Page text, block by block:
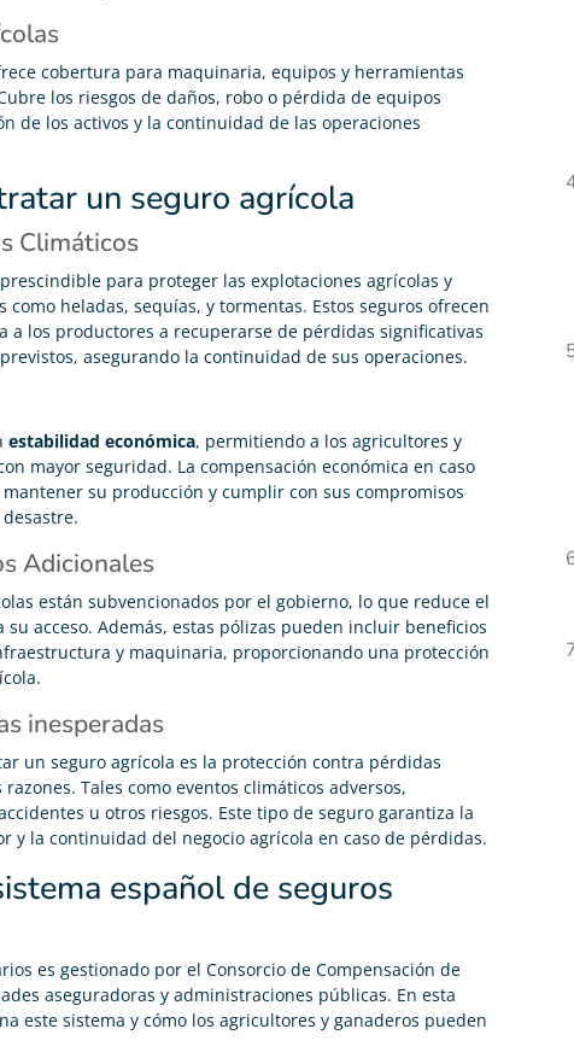
cobertura para maquinaria, equipos y herramientas
los riesgos de daños, robo o pérdida de equipos
de los activos y la continuidad de las operaciones
un seguro agrícola
Climáticos
para proteger las explotaciones agrícolas y
heladas, sequías, y tormentas. Estos seguros ofrecen
a los productores a recuperarse de pérdidas significativas
asegurando la continuidad de sus operaciones.
estabilidad económica, permitiendo a los agricultores y
mayor seguridad. La compensación económica en caso
su producción y cumplir con sus compromisos
Adicionales
están subvencionados por el gobierno, lo que reduce el
acceso. Además, estas pólizas pueden incluir beneficios
y maquinaria, proporcionando una protección
inesperadas
un seguro agrícola es la protección contra pérdidas
Tales como eventos climáticos adversos,
u otros riesgos. Este tipo de seguro garantiza la
y la continuidad del negocio agrícola en caso de pérdidas.
español de seguros
es gestionado por el Consorcio de Compensación de
aseguradoras y administraciones públicas. En esta
este sistema y cómo los agricultores y ganaderos pueden